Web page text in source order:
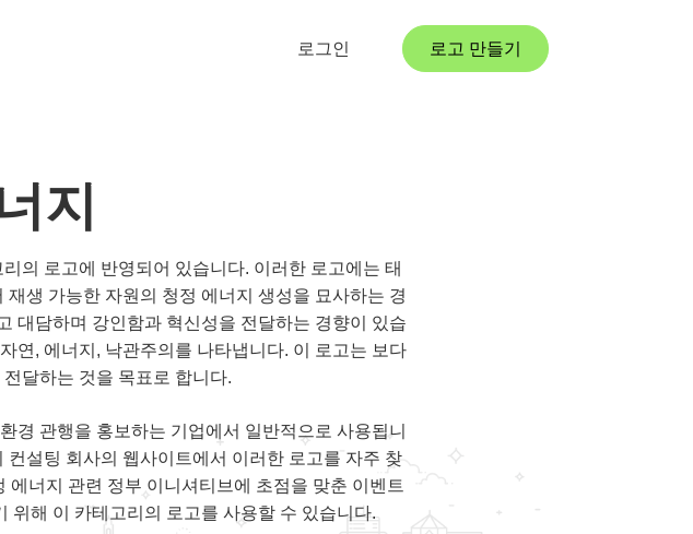
로그인 로고 만들기
지
의 로고에 반영되어 있습니다. 이러한 로고에는 태
생 가능한 자원의 청정 에너지 생성을 묘사하는 경
대담하며 강인함과 혁신성을 전달하는 경향이 있습
연, 에너지, 낙관주의를 나타냅니다. 이 로고는 보다
달하는 것을 목표로 합니다.
경 관행을 홍보하는 기업에서 일반적으로 사용됩니
설팅 회사의 웹사이트에서 이러한 로고를 자주 찾
너지 관련 정부 이니셔티브에 초점을 맞춘 이벤트
위해 이 카테고리의 로고를 사용할 수 있습니다.